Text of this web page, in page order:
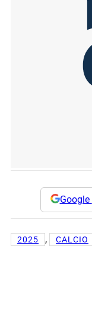
Google
2025 , CALCIO